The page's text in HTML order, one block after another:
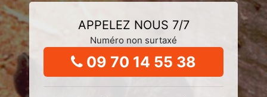
APPELEZ NOUS 7/7
Numéro non surtaxé
09 70 14 55 38